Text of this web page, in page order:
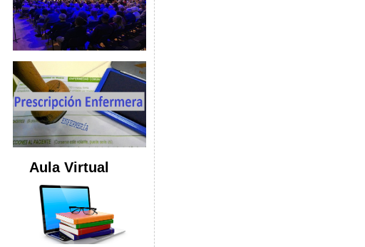
Aula Virtual